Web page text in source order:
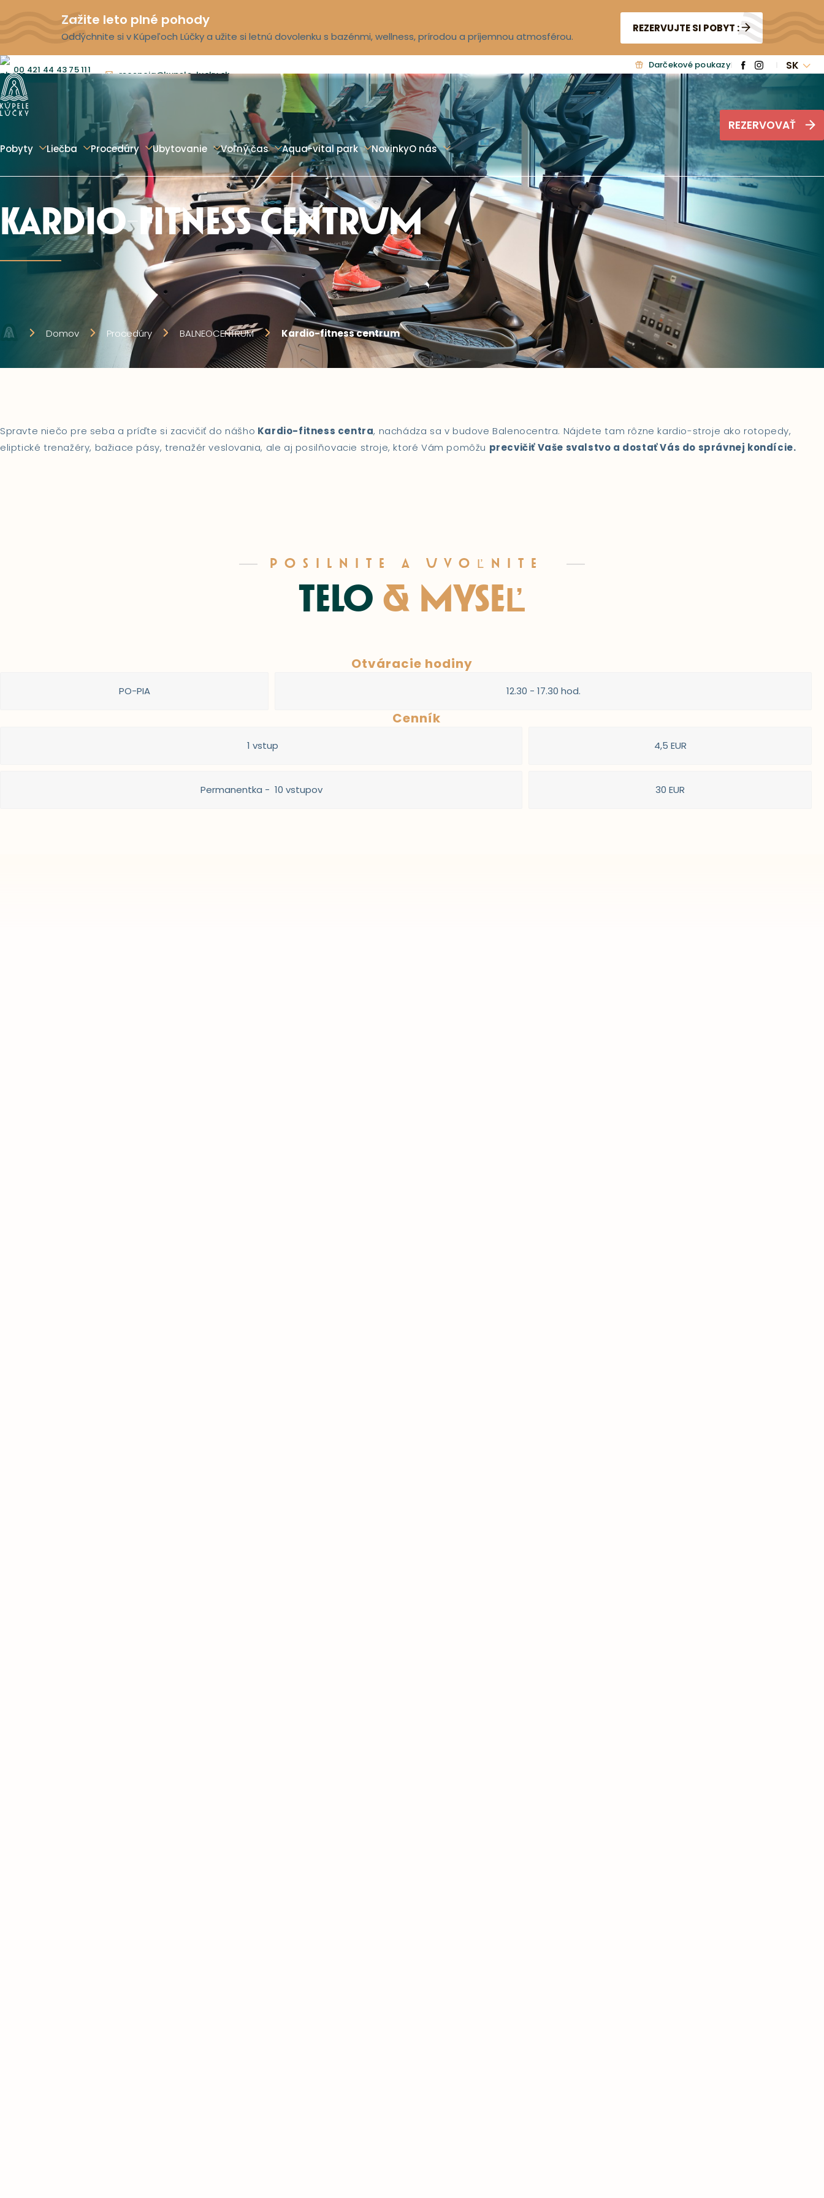
Zažite leto plné pohody
Oddýchnite si v Kúpeľoch Lúčky a užite si letnú dovolenku s bazénmi, wellness, prírodou a príjemnou atmosférou.
REZERVUJTE SI POBYT :
00 421 44 43 75 111 recepcia@kupele-lucky.sk
Darčekové poukazy SK
Pobyty Liečba Procedúry Ubytovanie Voľný čas Aqua-vital park NovinkyO nás
REZERVOVAŤ
KARDIO-FITNESS CENTRUM
Domov Procedúry BALNEOCENTRUM Kardio-fitness centrum
Spravte niečo pre seba a príďte si zacvičiť do nášho Kardio-fitness centra, nachádza sa v budove Balenocentra. Nájdete tam rôzne kardio-stroje ako rotopedy,
eliptické trenažéry, bažiace pásy, trenažér veslovania, ale aj posilňovacie stroje, ktoré Vám pomôžu precvičiť Vaše svalstvo a dostať Vás do správnej kondície.
POSILNITE A UVOĽNITE
TELO & MYSEĽ
Otváracie hodiny
PO-PIA 12.30 - 17.30 hod.
Cenník
1 vstup 4,5 EUR
Permanentka - 10 vstupov 30 EUR